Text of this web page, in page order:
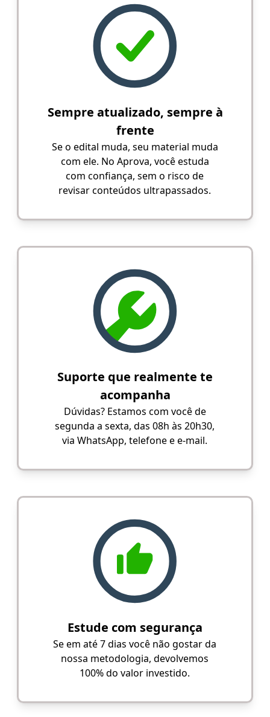
Sempre atualizado, sempre à
frente
Se o edital muda, seu material muda
com ele. No Aprova, você estuda
com confiança, sem o risco de
revisar conteúdos ultrapassados.
Suporte que realmente te
acompanha
Dúvidas? Estamos com você de
segunda a sexta, das 08h às 20h30,
via WhatsApp, telefone e e-mail.
Estude com segurança
Se em até 7 dias você não gostar da
nossa metodologia, devolvemos
100% do valor investido.